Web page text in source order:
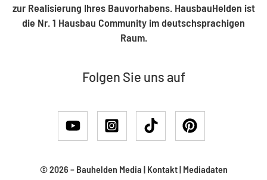
zur Realisierung Ihres Bauvorhabens. HausbauHelden ist
die Nr. 1 Hausbau Community im deutschsprachigen
Raum.
Folgen Sie uns auf
© 2026 – Bauhelden Media | Kontakt| Mediadaten